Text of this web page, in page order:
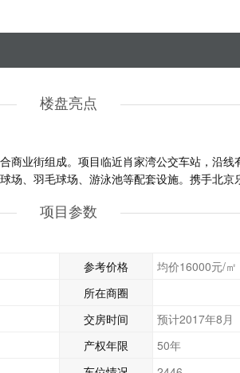
楼盘亮点
商业街组成。项目临近肖家湾公交车站，沿
、羽毛球场、游泳池等配套设施。携手北
项目参数
参考价格
均价16000元/㎡
所在商圈
交房时间
预计2017年8月
产权年限
50年